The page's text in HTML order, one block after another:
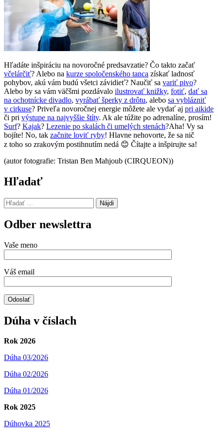
Hľadáte inšpiráciu na novoročné predsavzatie? Čo takto začať
včelárčiť? Alebo na kurze spoločenského tanca získať ladnosť
pohybov, akú vám budú všetci závidieť? Naučiť sa variť pivo?
Alebo by sa vám väčšmi pozdávalo ilustrovať knižky, fotiť, dať sa
na ochotnícke divadlo, vyrábať šperky z drôtu, alebo sa vyblázniť
v cirkuse? Priveľa novoročnej energie môžete ale vydať aj pri aikide
či pri výstupe na najvyššie štíty. Ak ale túžite po adrenalíne, prosím!
Surf? Kajak? Lezenie po skalách či umelých stenách?Aha! Vy sa
bojíte! No, tak začnite loviť ryby! Hlavne nehovorte, že sa nič
z toho so zrakovým postihnutím nedá 😊 Čítajte a inšpirujte sa!
(autor fotografie: Tristan Ben Mahjoub (CIRQUEON))
Hľadať
Hľadať:
Odber newslettra
Vaše meno
Váš email
Dúha v číslach
Rok 2026
Dúha 03/2026
Dúha 02/2026
Dúha 01/2026
Rok 2025
Dúhovka 2025